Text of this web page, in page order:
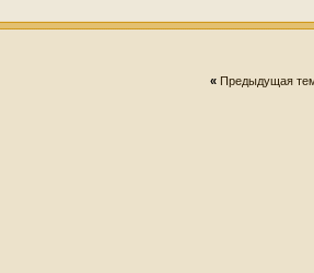
« Предыдущая